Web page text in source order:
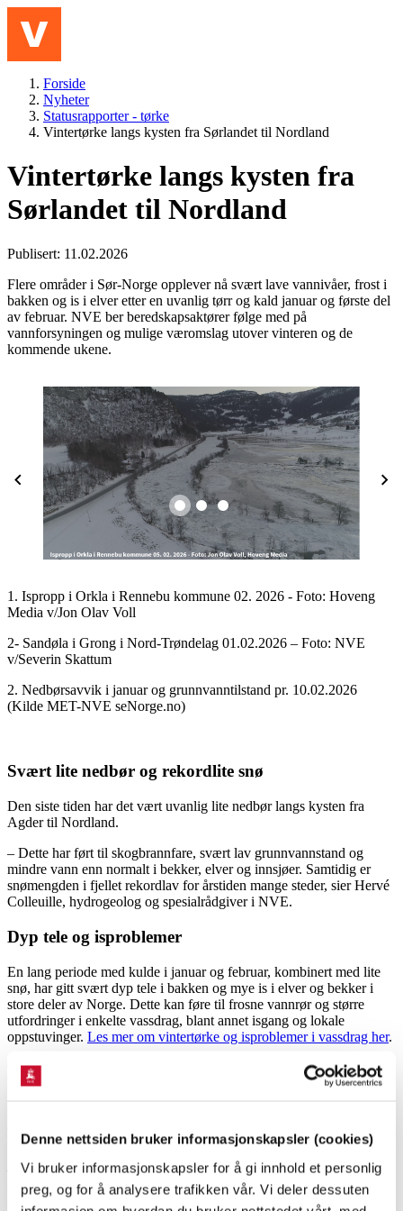
Denne nettsiden bruker informasjonskapsler (cookies)
Vi bruker informasjonskapsler for å gi innhold et personlig
preg, og for å analysere trafikken vår. Vi deler dessuten
Forside
Nyheter
Statusrapporter - tørke
Vintertørke langs kysten fra Sørlandet til Nordland
Vintertørke langs kysten fra
Sørlandet til Nordland
Publisert: 11.02.2026
Flere områder i Sør-Norge opplever nå svært lave vannivåer, frost i
bakken og is i elver etter en uvanlig tørr og kald januar og første del
av februar. NVE ber beredskapsaktører følge med på
vannforsyningen og mulige væromslag utover vinteren og de
kommende ukene. ­
1. Ispropp i Orkla i Rennebu kommune​ 02. 2026 - Foto: Hoveng
Media v/Jon Olav Voll
2- Sandøla i Grong i Nord-Trøndelag 01.02.2026 – Foto: NVE
v/Severin Skattum
2. Nedbørsavvik i januar og grunnvanntilstand pr. 10.02.2026
(Kilde MET-NVE seNorge.no)
Svært lite nedbør og rekordlite snø
Den siste tiden har det vært uvanlig lite nedbør langs kysten fra
Agder til Nordland.
– Dette har ført til skogbrannfare, svært lav grunnvannstand og
mindre vann enn normalt i bekker, elver og innsjøer. Samtidig er
snømengden i fjellet rekordlav for årstiden mange steder, sier Hervé
Colleuille, hydrogeolog og spesialrådgiver i NVE.
Dyp tele og isproblemer
En lang periode med kulde i januar og februar, kombinert med lite
snø, har gitt svært dyp tele i bakken og mye is i elver og bekker i
store deler av Norge. Dette kan føre til frosne vannrør og større
utfordringer i enkelte vassdrag, blant annet isgang og lokale
oppstuvinger. Les mer om vintertørke og isproblemer i vassdrag her.
Faren for ytterligere tørke og vannknapphet øker
innsjøer, elver og bekker.
– Vannmangel kan ramme mange forbrukere og funksjoner. NVE
oppfordrer derfor eiere av vannverk og brønner, særlig de med
grunne brønner og små vannmagasiner, til å følge situasjonen nøye